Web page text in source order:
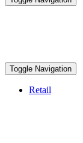
Toggle Navigation
Retail